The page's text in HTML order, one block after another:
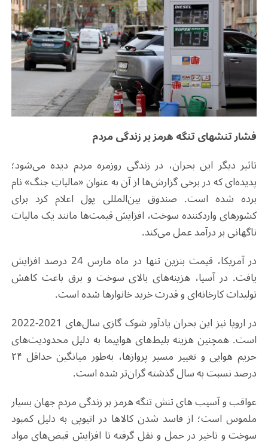
فشار تنش‎های تنگه هرمز بر زندگی مردم
تاثیر دیگر این بحران، در زندگی روزمره مردم دیده می‌شود؛
پدیده‌ای که در برخی گزارش‌ها از آن به عنوان «مالیاتِ جنگ» نام
برده شده است. صندوق بین‌المللی پول اعلام کرد برای
کشورهای واردکننده سوخت، افزایش قیمت‌ها مانند یک مالیات
ناگهانی بر درآمد عمل می‌کند.
در آمریکا، قیمت بنزین تنها در ماه مارس 24 درصد افزایش
یافت. در آسیا، هزینه‌های بالای سوخت و برق باعث کاهش
تولیدات کارخانه‌ای و قدرت خرید خانوارها شده است.
در اروپا نیز این بحران یادآور شوک گازی سال‌های 2021-2022
است. همچنین هزینه‌ بلیط‌های هواپیما به دلیل محدودیت‌های
حریم هوایی و تغییر مسیر پروازها، به‌طور میانگین حداقل ۲۴
درصد نسبت به سال گذشته گران‌تر شده است.
عواقب و آسیب های تنش تنگه هرمز بر زندگی مردم جهان بسیار
ملموس است؛ از فاسد شدن کالاها در اتیوپی به دلیل کمبود
سوخت و تاخیر در حمل و نقل گرفته تا افزایش قبض‌های مواد